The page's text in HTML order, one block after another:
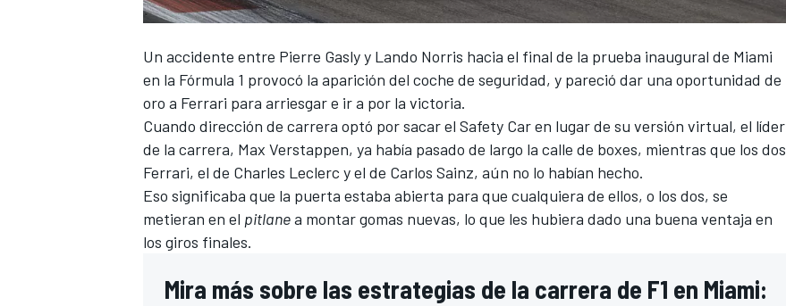
Un accidente entre Pierre Gaslyy Lando Norris hacia el final de la prueba inaugural de Miami
en la Fórmula 1 provocó la aparición del coche de seguridad, y pareció dar una oportunidad de
oro a Ferrari para arriesgar e ir a por la victoria.
Cuando dirección de carrera optó por sacar el Safety Car en lugar de su versión virtual, el líder
de la carrera, Max Verstappen, ya había pasado de largo la calle de boxes, mientras que los dos
Ferrari, el de Charles Leclerc y el de Carlos Sainz, aún no lo habían hecho.
Eso significaba que la puerta estaba abierta para que cualquiera de ellos, o los dos, se
metieran en el pitlanea montar gomas nuevas, lo que les hubiera dado una buena ventaja en
los giros finales.
Mira más sobre las estrategias de la carrera de F1 en Miami: